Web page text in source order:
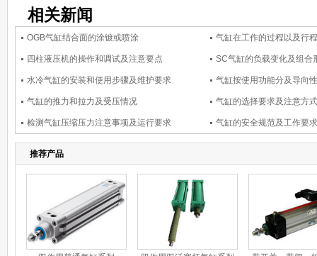
相关新闻
OGB气缸结合面的涂镀或喷涂 气缸在工作的过程以及行
四柱液压机的操作和调试及注意要点 SC气缸的负载变化及组合
水冷气缸的安装和使用步骤及维护要求 气缸按使用功能分及导向
气缸的推力和拉力及受压情况 气缸的选择要求及注意方
检测气缸压缩压力注意事项及运行要求 气缸的安全规范及工作要
推荐产品